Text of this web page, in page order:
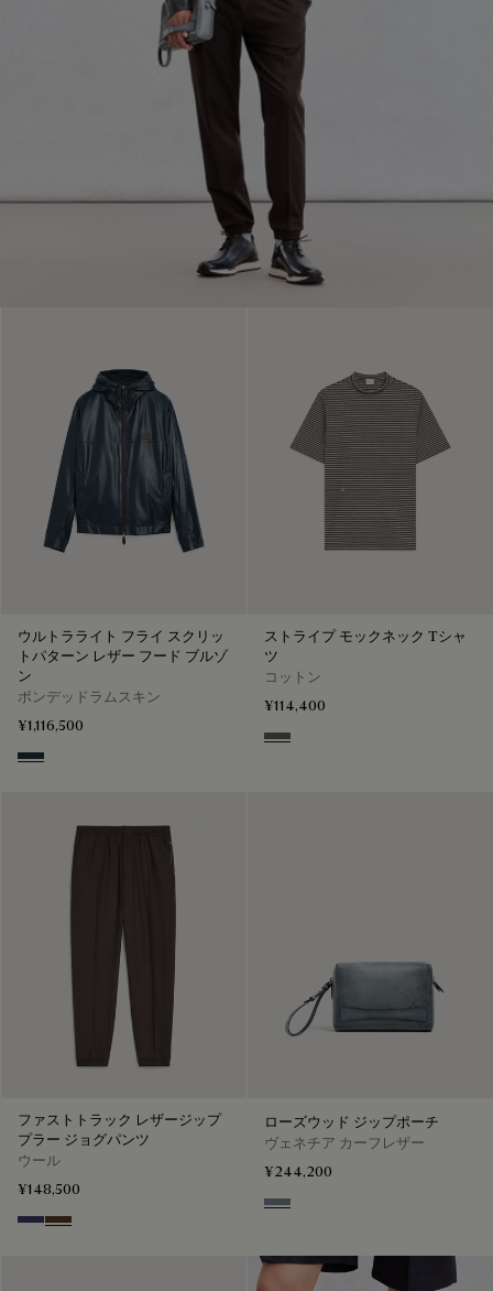
ウルトラライト フライ スクリッ
トパターン レザー フード ブルゾ
ン
ボンデッドラムスキン
¥1,116,500
Mineral Blue
ストライプ モックネック Tシャ
ツ
コットン
¥114,400
Stripes Black & Taupe
ファストトラック レザージップ
プラー ジョグパンツ
ウール
¥148,500
MarineEarth Brown
ローズウッド ジップポーチ
ヴェネチア カーフレザー
¥244,200
Bleu Brume